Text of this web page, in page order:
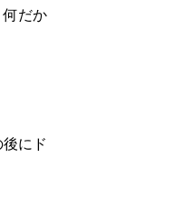
何だか
にド